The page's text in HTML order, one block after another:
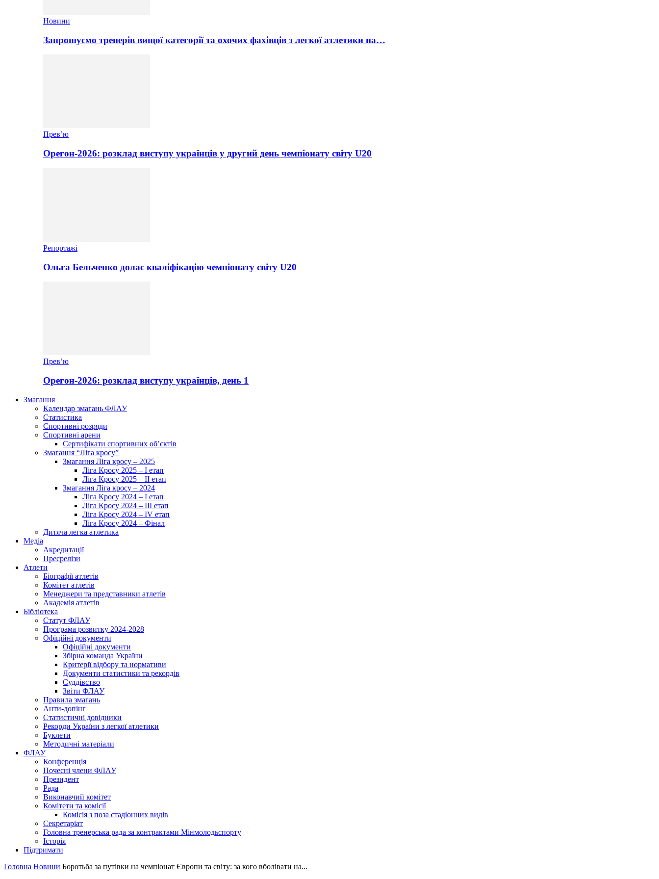
Новини
Запрошуємо тренерів вищої категорії та охочих фахівців з легкої атлетики на…
Прев’ю
Орегон-2026: розклад виступу українців у другий день чемпіонату світу U20
Репортажі
Ольга Бельченко долає кваліфікацію чемпіонату світу U20
Прев’ю
Орегон-2026: розклад виступу українців, день 1
Змагання
Календар змагань ФЛАУ
Статистика
Спортивні розряди
Спортивні арени
Сертифікати спортивних об’єктів
Змагання “Ліга кросу”
Змагання Ліга кросу – 2025
Ліга Кросу 2025 – I етап
Ліга Кросу 2025 – II етап
Змагання Ліга кросу – 2024
Ліга Кросу 2024 – I етап
Ліга Кросу 2024 – III етап
Ліга Кросу 2024 – IV етап
Ліга Кросу 2024 – Фінал
Дитяча легка атлетика
Медіа
Акредитації
Пресрелізи
Атлети
Біографії атлетів
Комітет атлетів
Менеджери та представники атлетів
Академія атлетів
Бібліотека
Статут ФЛАУ
Програма розвитку 2024-2028
Офіційні документи
Офіційні документи
Збірна команда України
Критерії відбору та нормативи
Документи статистики та рекордів
Суддівство
Звіти ФЛАУ
Правила змагань
Анти-допінг
Статистичні довідники
Рекорди України з легкої атлетики
Буклети
Методичні матеріали
ФЛАУ
Конференція
Почесні члени ФЛАУ
Президент
Рада
Виконавчий комітет
Комітети та комісії
Комісія з поза стадіонних видів
Секретаріат
Головна тренерська рада за контрактами Мінмолодьспорту
Історія
Підтримати
Головна Новини Боротьба за путівки на чемпіонат Європи та світу: за кого вболівати на...